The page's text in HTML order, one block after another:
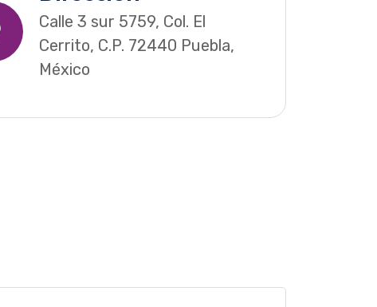
Calle 3 sur 5759, Col. El
Cerrito, C.P. 72440 Puebla,
México